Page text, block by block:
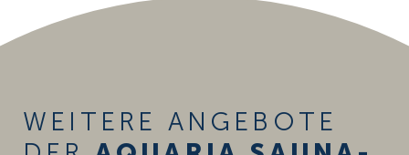
WEITERE ANGEBOTE